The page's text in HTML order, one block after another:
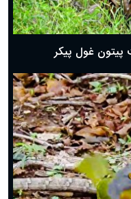
پیتون غول پیکر